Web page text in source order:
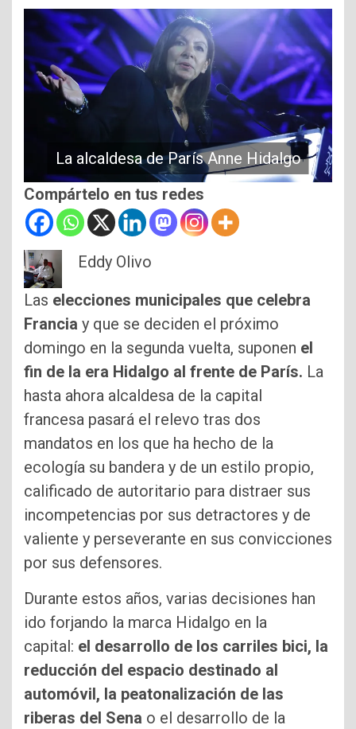
La alcaldesa de París Anne Hidalgo
Compártelo en tus redes
Eddy Olivo
Las elecciones municipales que celebra
Francia y que se deciden el próximo
domingo en la segunda vuelta, suponen el
fin de la era Hidalgo al frente de París. La
hasta ahora alcaldesa de la capital
francesa pasará el relevo tras dos
mandatos en los que ha hecho de la
ecología su bandera y de un estilo propio,
calificado de autoritario para distraer sus
incompetencias por sus detractores y de
valiente y perseverante en sus convicciones
por sus defensores.
Durante estos años, varias decisiones han
ido forjando la marca Hidalgo en la
capital: el desarrollo de los carriles bici, la
reducción del espacio destinado al
automóvil, la peatonalización de las
riberas del Sena o el desarrollo de la